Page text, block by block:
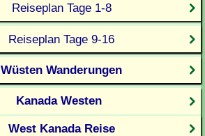
Reiseplan Tage 1-8
Reiseplan Tage 9-16
Wüsten Wanderungen
Kanada Westen
West Kanada Reise